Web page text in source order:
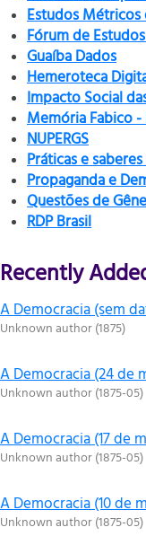
Estudos Métricos
Fórum de
Guaíba Dados
Hemeroteca
Impacto Social
Memória Fabico
NUPERGS
Práticas e
Propaganda e
Questões de
RDP Brasil
Recently
A Democracia (sem
Unknown author(1875)
A Democracia (24 de
Unknown author(1875-05)
A Democracia (17 de
Unknown author(1875-05)
A Democracia (10 de
Unknown author(1875-05)